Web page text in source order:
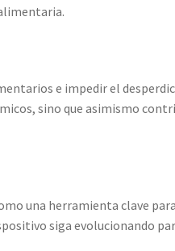
e impedir el
sino que asimismo
una herramienta clave
siga evolucionando